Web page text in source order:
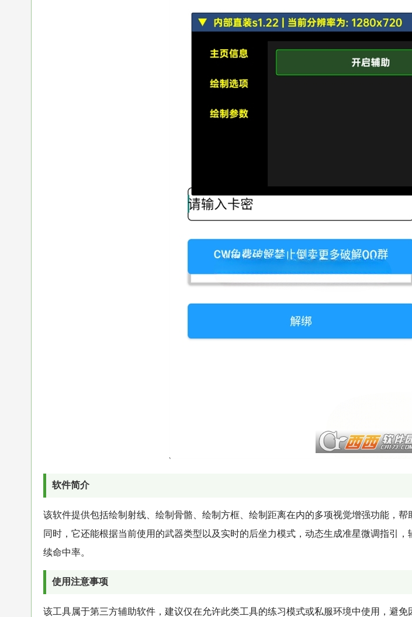
软件简介
该软件提供包括绘制射线、绘制骨骼、绘制方框、绘制距离在内的多项视觉增强功能，帮
同时，它还能根据当前使用的武器类型以及实时的后坐力模式，动态生成准星微调指引
续命中率。
使用注意事项
该工具属于第三方辅助软件，建议仅在允许此类工具的练习模式或私服环境中使用，避